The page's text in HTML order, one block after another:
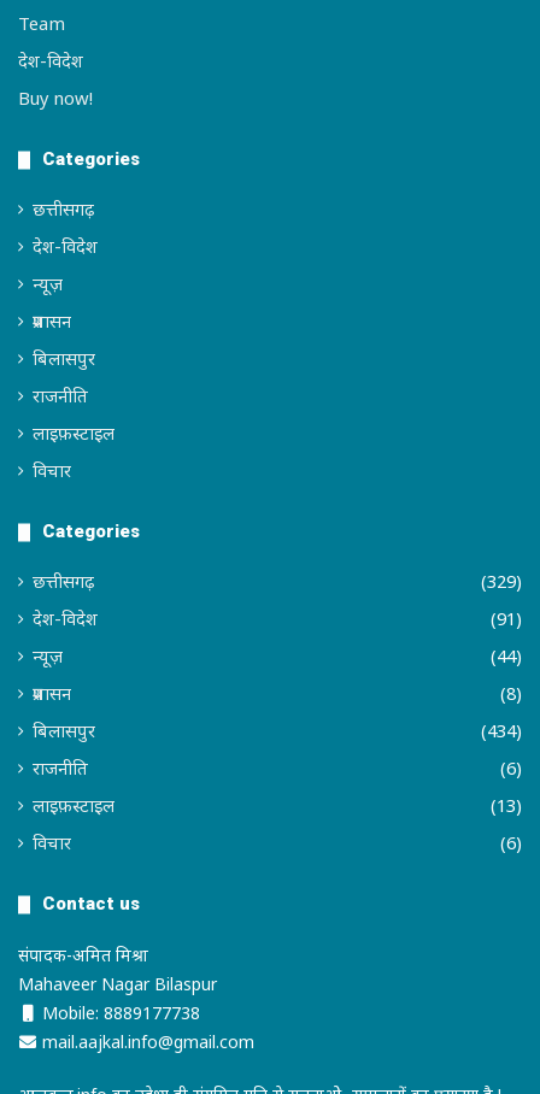
Team
देश-विदेश
Buy now!
Categories
छत्तीसगढ़
देश-विदेश
न्यूज़
प्रशासन
बिलासपुर
राजनीति
लाइफ़स्टाइल
विचार
Categories
छत्तीसगढ़
(329)
देश-विदेश
(91)
न्यूज़
(44)
प्रशासन
(8)
बिलासपुर
(434)
राजनीति
(6)
लाइफ़स्टाइल
(13)
विचार
(6)
Contact us
संपादक-अमित मिश्रा
Mahaveer Nagar Bilaspur
Mobile: 8889177738
mail.aajkal.info@gmail.com